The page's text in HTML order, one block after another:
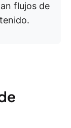
flujos de